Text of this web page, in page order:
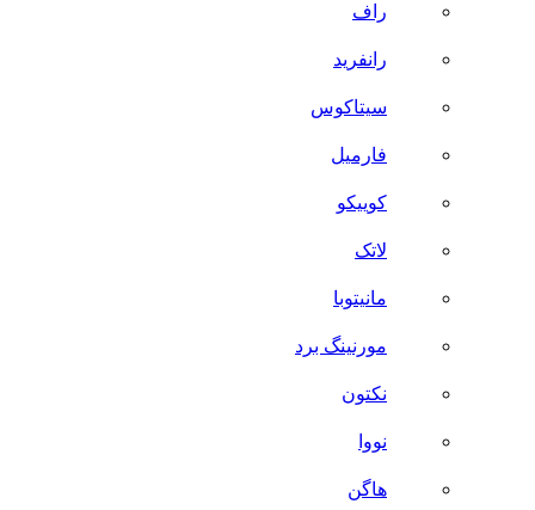
راف
رانفرید
سیتاکوس
فارمیل
کوییکو
لاتک
مانیتوبا
مورنینگ برد
نکتون
نووا
هاگن